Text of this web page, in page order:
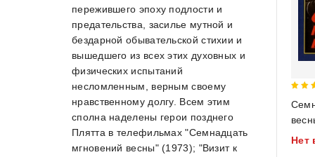
out
Нет
пережившего эпоху подлости и
предательства, засилье мутной и
бездарной обывательской стихии и
вышедшего из всех этих духовных и
физических испытаний
несломленным, верным своему
нравственному долгу. Всем этим
сполна наделены герои позднего
Плятта в телефильмах "Семнадцать
мгновений весны" (1973); "Визит к